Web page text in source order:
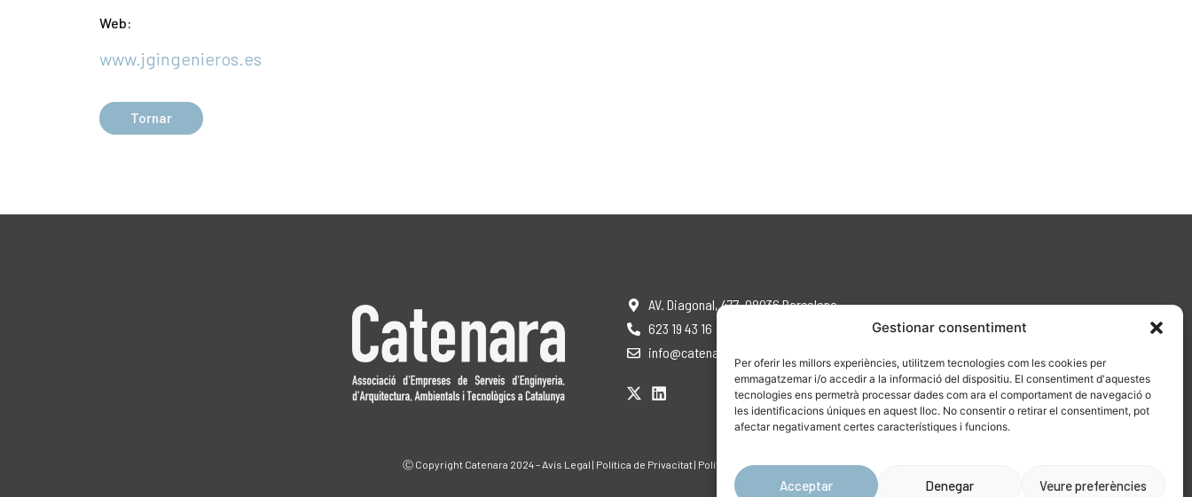
Gestionar consentiment
Per oferir les millors experiències, utilitzem tecnologies com les cookies per
emmagatzemar i/o accedir a la informació del dispositiu. El consentiment d'aquestes
tecnologies ens permetrà processar dades com ara el comportament de navegació o
les identificacions úniques en aquest lloc. No consentir o retirar el consentiment, pot
afectar negativament certes característiques i funcions.
Acceptar Denegar Veure preferències
Web:
www.jgingenieros.es
Tornar
AV. Diagonal, 477, 08036 Barcelona
623 19 43 16
info@catenara.cat
Ⓒ Copyright Catenara 2024 – Avís Legal | Política de Privacitat| Política de Cookies